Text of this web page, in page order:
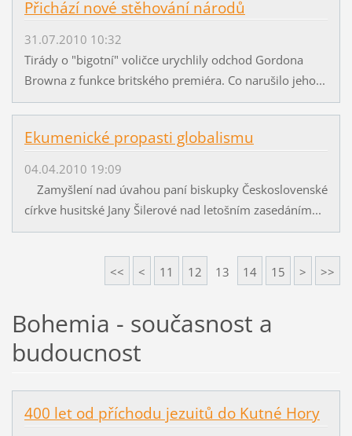
Přichází nové stěhování národů
31.07.2010 10:32
Tirády o "bigotní" voličce urychlily odchod Gordona
Browna z funkce britského premiéra. Co narušilo jeho...
Ekumenické propasti globalismu
04.04.2010 19:09
Zamyšlení nad úvahou paní biskupky Československé
církve husitské Jany Šilerové nad letošním zasedáním...
<< < 11 12 13 14 15 > >>
Bohemia - současnost a
budoucnost
400 let od příchodu jezuitů do Kutné Hory